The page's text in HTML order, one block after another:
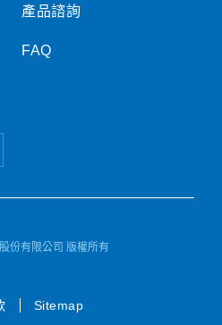
產品諮詢
FAQ
份有限公司 版權所有
Sitemap